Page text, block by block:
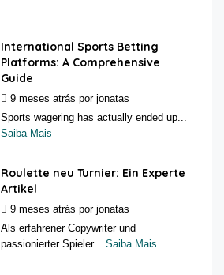
International Sports Betting
Platforms: A Comprehensive
Guide
9 meses atrás por jonatas
Sports wagering has actually ended up...
Saiba Mais
Roulette neu Turnier: Ein Experte
Artikel
9 meses atrás por jonatas
Als erfahrener Copywriter und
passionierter Spieler... Saiba Mais